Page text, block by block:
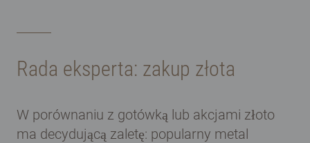
Rada eksperta: zakup złota
W porównaniu z gotówką lub akcjami złoto
ma decydującą zaletę: popularny metal